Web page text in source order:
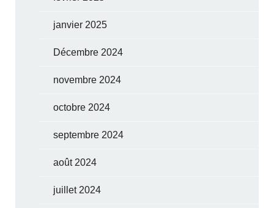
janvier 2025
Décembre 2024
novembre 2024
octobre 2024
septembre 2024
août 2024
juillet 2024